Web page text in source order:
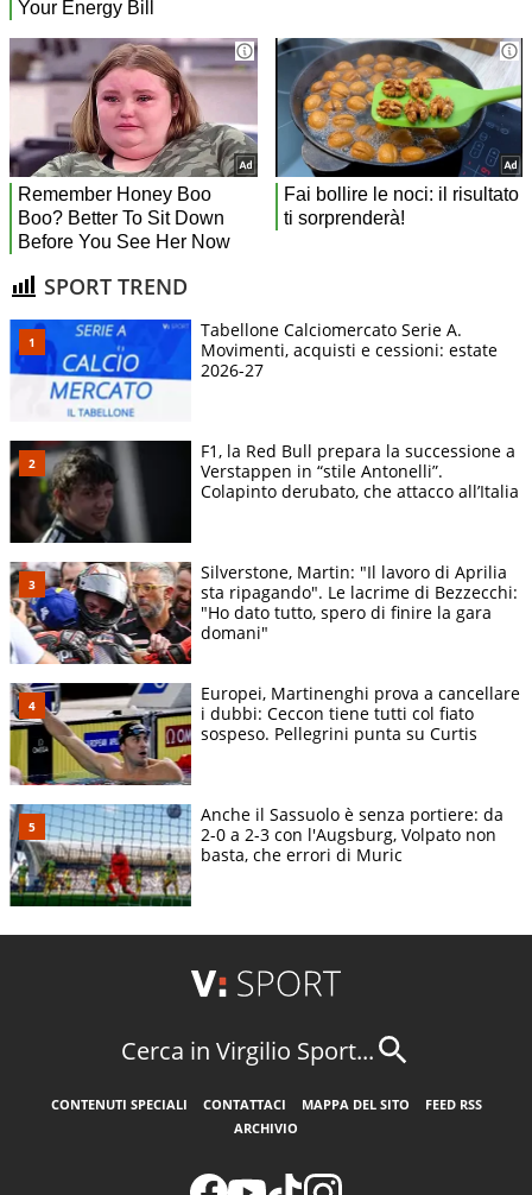
SPORT TREND
Tabellone Calciomercato Serie A.
Movimenti, acquisti e cessioni: estate
2026-27
F1, la Red Bull prepara la successione a
Verstappen in “stile Antonelli”.
Colapinto derubato, che attacco all’Italia
Silverstone, Martin: "Il lavoro di Aprilia
sta ripagando". Le lacrime di Bezzecchi:
"Ho dato tutto, spero di finire la gara
domani"
Europei, Martinenghi prova a cancellare
i dubbi: Ceccon tiene tutti col fiato
sospeso. Pellegrini punta su Curtis
Anche il Sassuolo è senza portiere: da
2-0 a 2-3 con l'Augsburg, Volpato non
basta, che errori di Muric
Cerca in Virgilio Sport...
CONTENUTI SPECIALI CONTATTACI MAPPA DEL SITO
FEED RSS
ARCHIVIO